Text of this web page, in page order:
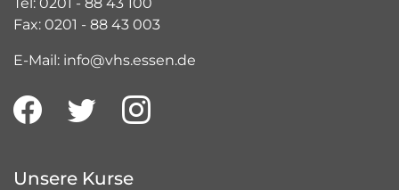
Fax: 0201 - 88 43 003
E-Mail: info@vhs.essen.de
Unsere Kurse